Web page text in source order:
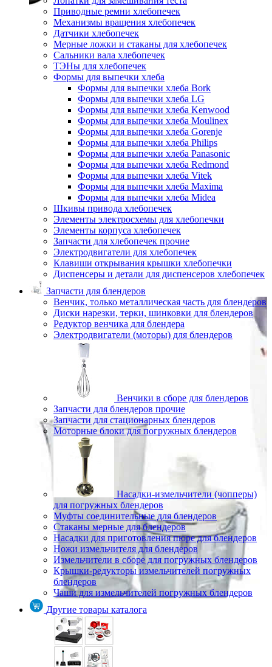
Приводные ремни хлебопечек
Механизмы вращения хлебопечек
Датчики хлебопечек
Мерные ложки и стаканы для хлебопечек
Сальники вала хлебопечек
ТЭНы для хлебопечек
Формы для выпечки хлеба
Формы для выпечки хлеба Bork
Формы для выпечки хлеба LG
Формы для выпечки хлеба Kenwood
Формы для выпечки хлеба Moulinex
Формы для выпечки хлеба Gorenje
Формы для выпечки хлеба Philips
Формы для выпечки хлеба Panasonic
Формы для выпечки хлеба Redmond
Формы для выпечки хлеба Vitek
Формы для выпечки хлеба Maxima
Формы для выпечки хлеба Midea
Шкивы привода хлебопечек
Элементы электросхемы для хлебопечки
Элементы корпуса хлебопечек
Запчасти для хлебопечек прочие
Электродвигатели для хлебопечек
Клавиши открывания крышки хлебопечки
Диспенсеры и детали для диспенсеров хлебопечек
Запчасти для блендеров
Венчик, только металлическая часть для блендеров
Диски нарезки, терки, шинковки для блендеров
Редуктор венчика для блендера
Электродвигатели (моторы) для блендеров
Венчики в сборе для блендеров
Запчасти для блендеров прочие
Запчасти для стационарных блендеров
Моторные блоки для погружных блендеров
Насадки-измельчители (чопперы)
для погружных блендеров
Муфты соединительные для блендеров
Стаканы мерные для блендеров
Насадки для приготовления пюре для блендеров
Ножи измельчителя для блендеров
Измельчители в сборе для погружных блендеров
Крышки-редукторы измельчителей погружных
блендеров
Чаши для измельчителей погружных блендеров
Другие товары каталога